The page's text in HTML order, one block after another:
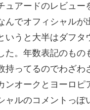
ュアードのレビュー
んでオフィシャル
いうと大半はダフ
た。年数表記のも
持ってるのでわざわ
ンオークとヨーロピ
ャルのコメントっぽ